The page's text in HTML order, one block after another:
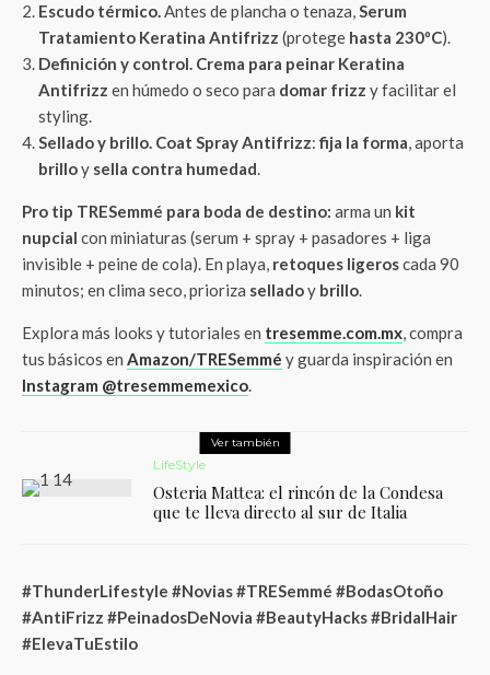
Escudo térmico.Antes de plancha o tenaza,Serum
Tratamiento Keratina Antifrizz (protege hasta 230ºC).
Definición y control. Crema para peinar Keratina
Antifrizz en húmedo o seco para domar frizz y facilitar el
styling.
Sellado y brillo. Coat Spray Antifrizz:fija la forma, aporta
brilloy sella contra humedad.
Pro tip TRESemmé para boda de destino: arma un kit
nupcial con miniaturas (serum + spray + pasadores + liga
invisible + peine de cola). En playa, retoques ligeroscada 90
minutos; en clima seco, prioriza selladoy brillo.
Explora más looks y tutoriales en tresemme.com.mx, compra
tus básicos en Amazon/TRESemmé y guarda inspiración en
Instagram @tresemmemexico.
Ver también
LifeStyle
Osteria Mattea: el rincón de la Condesa
que te lleva directo al sur de Italia
#ThunderLifestyle #Novias #TRESemmé #BodasOtoño
#AntiFrizz #PeinadosDeNovia #BeautyHacks #BridalHair
#ElevaTuEstilo